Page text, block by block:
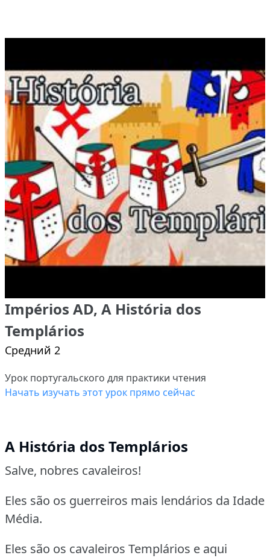
Impérios AD, A História dos
Templários
Средний 2
Урок португальского для практики чтения
Начать изучать этот урок прямо сейчас
A História dos Templários
Salve, nobres cavaleiros!
Eles são os guerreiros mais lendários da Idade
Média.
Eles são os cavaleiros Templários e aqui